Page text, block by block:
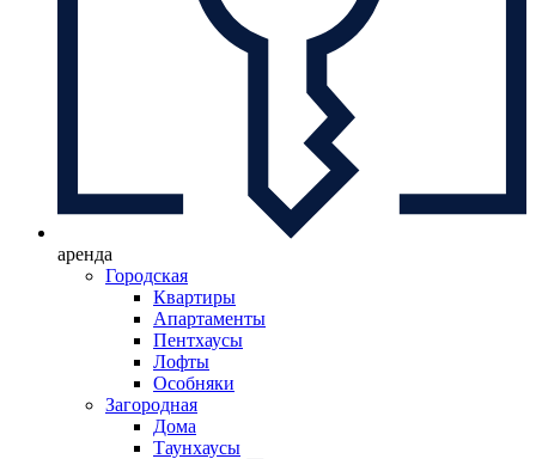
аренда
Городская
Квартиры
Апартаменты
Пентхаусы
Лофты
Особняки
Загородная
Дома
Таунхаусы